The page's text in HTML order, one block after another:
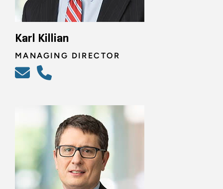
Karl Killian
MANAGING DIRECTOR